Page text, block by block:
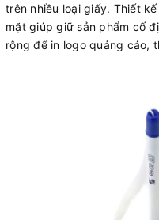
trên nhiều loại giấy. Thiết
mặt giúp giữ sản phẩm cố
rộng để in logo quảng cáo,